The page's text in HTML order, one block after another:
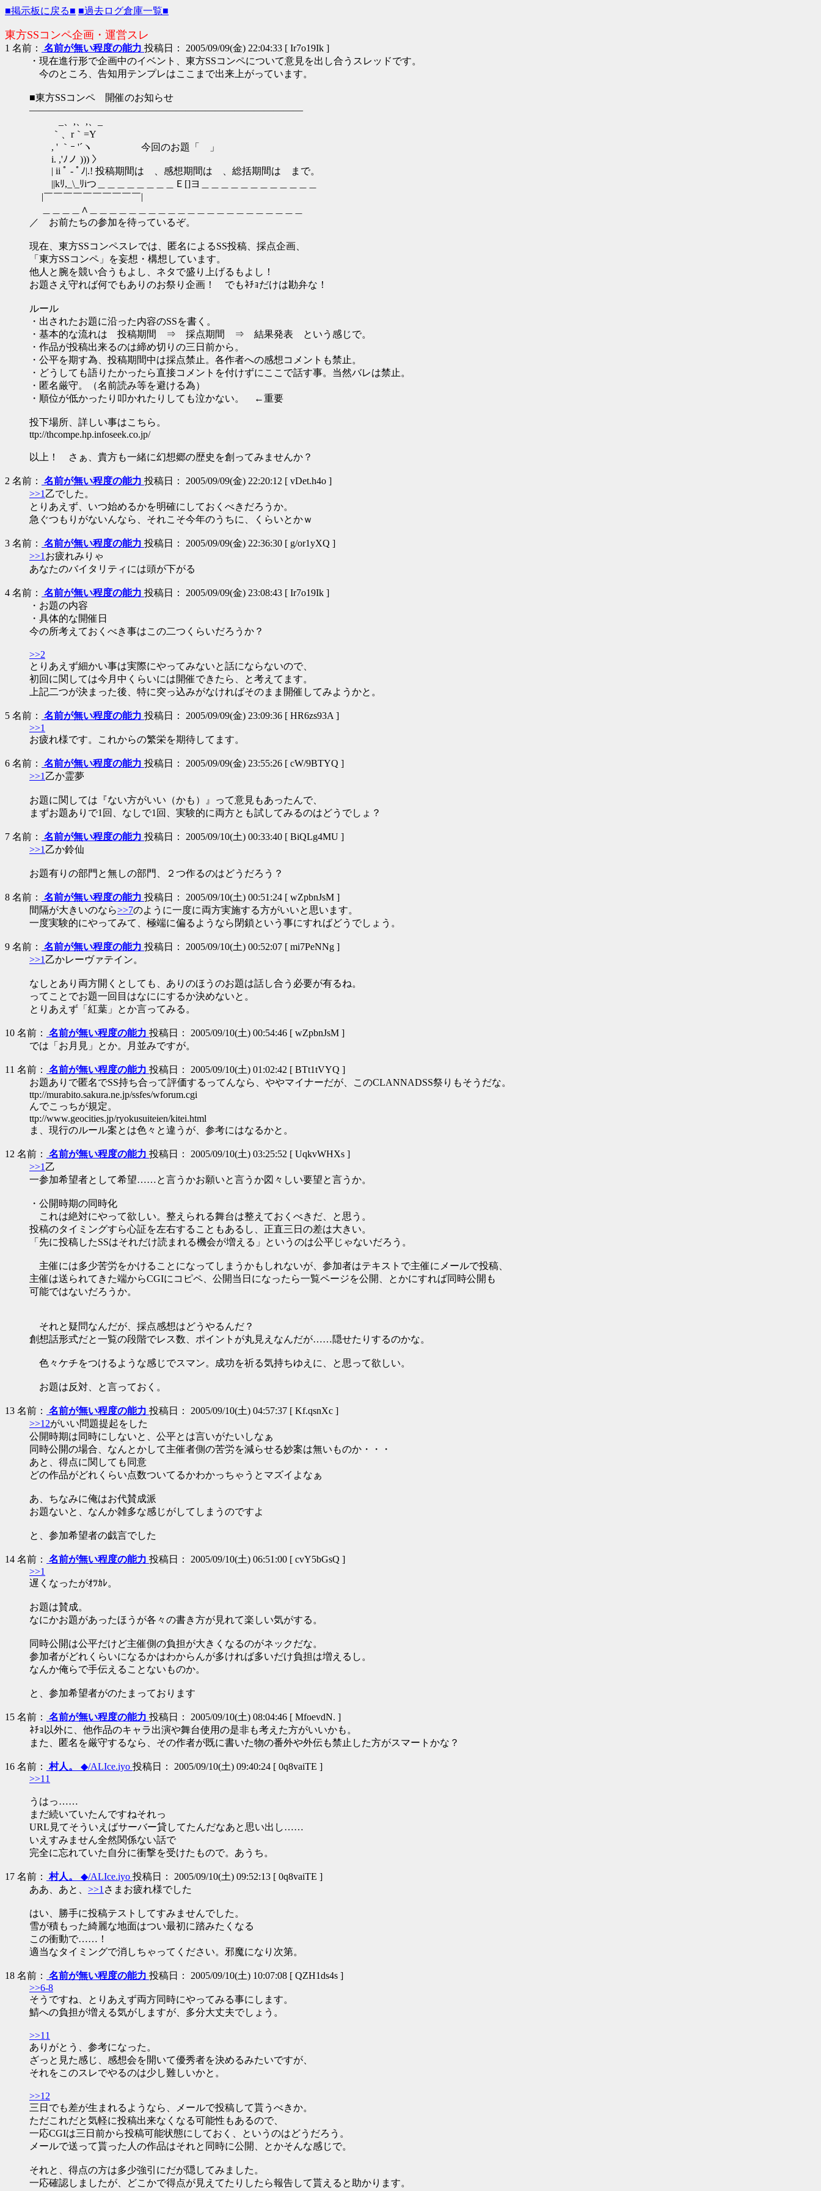
■掲示板に戻る■ ■過去ログ倉庫一覧■
東方SSコンペ企画・運営スレ
1 名前： 名前が無い程度の能力 投稿日： 2005/09/09(金) 22:04:33 [ Ir7o19Ik ]
・現在進行形で企画中のイベント、東方SSコンペについて意見を出し合うスレッドです。
今のところ、告知用テンプレはここまで出来上がっています。
■東方SSコンペ 開催のお知らせ
――――――――――――――――――――――――――――
_、,、,、_
｀、r｀=Y
, ' ｀ｰ '´ヽ 今回のお題「 」
i. ,'ﾉノ ))) 〉
| ii ﾟ - ﾟﾉ|.! 投稿期間は 、感想期間は 、総括期間は まで。
||kﾘ,_\_ﾘiつ＿＿＿＿＿＿＿＿Ｅ[]ヨ＿＿＿＿＿＿＿＿＿＿＿＿
|￣￣￣￣￣￣￣￣￣￣|
＿＿＿＿∧＿＿＿＿＿＿＿＿＿＿＿＿＿＿＿＿＿＿＿＿＿＿
／ お前たちの参加を待っているぞ。
現在、東方SSコンペスレでは、匿名によるSS投稿、採点企画、
「東方SSコンペ」を妄想・構想しています。
他人と腕を競い合うもよし、ネタで盛り上げるもよし！
お題さえ守れば何でもありのお祭り企画！ でもﾈﾁｮだけは勘弁な！
ルール
・出されたお題に沿った内容のSSを書く。
・基本的な流れは 投稿期間 ⇒ 採点期間 ⇒ 結果発表 という感じで。
・作品が投稿出来るのは締め切りの三日前から。
・公平を期す為、投稿期間中は採点禁止。各作者への感想コメントも禁止。
・どうしても語りたかったら直接コメントを付けずにここで話す事。当然バレは禁止。
・匿名厳守。（名前読み等を避ける為）
・順位が低かったり叩かれたりしても泣かない。 ←重要
投下場所、詳しい事はこちら。
ttp://thcompe.hp.infoseek.co.jp/
以上！ さぁ、貴方も一緒に幻想郷の歴史を創ってみませんか？
2 名前： 名前が無い程度の能力 投稿日： 2005/09/09(金) 22:20:12 [ vDet.h4o ]
>>1 乙でした。
とりあえず、いつ始めるかを明確にしておくべきだろうか。
急ぐつもりがないんなら、それこそ今年のうちに、くらいとかｗ
3 名前： 名前が無い程度の能力 投稿日： 2005/09/09(金) 22:36:30 [ g/or1yXQ ]
>>1 お疲れみりゃ
あなたのバイタリティには頭が下がる
4 名前： 名前が無い程度の能力 投稿日： 2005/09/09(金) 23:08:43 [ Ir7o19Ik ]
・お題の内容
・具体的な開催日
今の所考えておくべき事はこの二つくらいだろうか？
>>2
とりあえず細かい事は実際にやってみないと話にならないので、
初回に関しては今月中くらいには開催できたら、と考えてます。
上記二つが決まった後、特に突っ込みがなければそのまま開催してみようかと。
5 名前： 名前が無い程度の能力 投稿日： 2005/09/09(金) 23:09:36 [ HR6zs93A ]
>>1
お疲れ様です。これからの繁栄を期待してます。
6 名前： 名前が無い程度の能力 投稿日： 2005/09/09(金) 23:55:26 [ cW/9BTYQ ]
>>1 乙か霊夢
お題に関しては『ない方がいい（かも）』って意見もあったんで、
まずお題ありで1回、なしで1回、実験的に両方とも試してみるのはどうでしょ？
7 名前： 名前が無い程度の能力 投稿日： 2005/09/10(土) 00:33:40 [ BiQLg4MU ]
>>1 乙か鈴仙
お題有りの部門と無しの部門、２つ作るのはどうだろう？
8 名前： 名前が無い程度の能力 投稿日： 2005/09/10(土) 00:51:24 [ wZpbnJsM ]
間隔が大きいのなら>>7のように一度に両方実施する方がいいと思います。
一度実験的にやってみて、極端に偏るようなら閉鎖という事にすればどうでしょう。
9 名前： 名前が無い程度の能力 投稿日： 2005/09/10(土) 00:52:07 [ mi7PeNNg ]
>>1 乙かレーヴァテイン。
なしとあり両方開くとしても、ありのほうのお題は話し合う必要が有るね。
ってことでお題一回目はなににするか決めないと。
とりあえず「紅葉」とか言ってみる。
10 名前： 名前が無い程度の能力 投稿日： 2005/09/10(土) 00:54:46 [ wZpbnJsM ]
では「お月見」とか。月並みですが。
11 名前： 名前が無い程度の能力 投稿日： 2005/09/10(土) 01:02:42 [ BTt1tVYQ ]
お題ありで匿名でSS持ち合って評価するってんなら、ややマイナーだが、このCLANNADSS祭りもそうだな。
ttp://murabito.sakura.ne.jp/ssfes/wforum.cgi
んでこっちが規定。
ttp://www.geocities.jp/ryokusuiteien/kitei.html
ま、現行のルール案とは色々と違うが、参考にはなるかと。
12 名前： 名前が無い程度の能力 投稿日： 2005/09/10(土) 03:25:52 [ UqkvWHXs ]
>>1 乙
一参加希望者として希望……と言うかお願いと言うか図々しい要望と言うか。
・公開時期の同時化
これは絶対にやって欲しい。整えられる舞台は整えておくべきだ、と思う。
投稿のタイミングすら心証を左右することもあるし、正直三日の差は大きい。
「先に投稿したSSはそれだけ読まれる機会が増える」というのは公平じゃないだろう。
主催には多少苦労をかけることになってしまうかもしれないが、参加者はテキストで主催にメールで投稿、
主催は送られてきた端からCGIにコピペ、公開当日になったら一覧ページを公開、とかにすれば同時公開も
可能ではないだろうか。
それと疑問なんだが、採点感想はどうやるんだ？
創想話形式だと一覧の段階でレス数、ポイントが丸見えなんだが……隠せたりするのかな。
色々ケチをつけるような感じでスマン。成功を祈る気持ちゆえに、と思って欲しい。
お題は反対、と言っておく。
13 名前： 名前が無い程度の能力 投稿日： 2005/09/10(土) 04:57:37 [ Kf.qsnXc ]
>>12がいい問題提起をした
公開時期は同時にしないと、公平とは言いがたいしなぁ
同時公開の場合、なんとかして主催者側の苦労を減らせる妙案は無いものか・・・
あと、得点に関しても同意
どの作品がどれくらい点数ついてるかわかっちゃうとマズイよなぁ
あ、ちなみに俺はお代賛成派
お題ないと、なんか雑多な感じがしてしまうのですよ
と、参加希望者の戯言でした
14 名前： 名前が無い程度の能力 投稿日： 2005/09/10(土) 06:51:00 [ cvY5bGsQ ]
>>1
遅くなったがｵﾂｶﾚ。
お題は賛成。
なにかお題があったほうが各々の書き方が見れて楽しい気がする。
同時公開は公平だけど主催側の負担が大きくなるのがネックだな。
参加者がどれくらいになるかはわからんが多ければ多いだけ負担は増えるし。
なんか俺らで手伝えることないものか。
と、参加希望者がのたまっております
15 名前： 名前が無い程度の能力 投稿日： 2005/09/10(土) 08:04:46 [ MfoevdN. ]
ﾈﾁｮ以外に、他作品のキャラ出演や舞台使用の是非も考えた方がいいかも。
また、匿名を厳守するなら、その作者が既に書いた物の番外や外伝も禁止した方がスマートかな？
16 名前： 村人。 ◆/ALIce.iyo 投稿日： 2005/09/10(土) 09:40:24 [ 0q8vaiTE ]
>>11
うはっ……
まだ続いていたんですねそれっ
URL見てそういえばサーバー貸してたんだなあと思い出し……
いえすみません全然関係ない話で
完全に忘れていた自分に衝撃を受けたもので。あうち。
17 名前： 村人。 ◆/ALIce.iyo 投稿日： 2005/09/10(土) 09:52:13 [ 0q8vaiTE ]
ああ、あと、 >>1 さまお疲れ様でした
はい、勝手に投稿テストしてすみませんでした。
雪が積もった綺麗な地面はつい最初に踏みたくなる
この衝動で……！
適当なタイミングで消しちゃってください。邪魔になり次第。
18 名前： 名前が無い程度の能力 投稿日： 2005/09/10(土) 10:07:08 [ QZH1ds4s ]
>>6-8
そうですね、とりあえず両方同時にやってみる事にします。
鯖への負担が増える気がしますが、多分大丈夫でしょう。
>>11
ありがとう、参考になった。
ざっと見た感じ、感想会を開いて優秀者を決めるみたいですが、
それをこのスレでやるのは少し難しいかと。
>>12
三日でも差が生まれるようなら、メールで投稿して貰うべきか。
ただこれだと気軽に投稿出来なくなる可能性もあるので、
一応CGIは三日前から投稿可能状態にしておく、というのはどうだろう。
メールで送って貰った人の作品はそれと同時に公開、とかそんな感じで。
それと、得点の方は多少強引にだが隠してみました。
一応確認しましたが、どこかで得点が見えてたりしたら報告して貰えると助かります。